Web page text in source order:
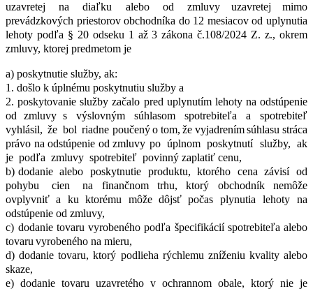
uzavretej
na diaľku alebo od zmluvy uzavretej
mimo
prevádzkových priestorov obchodníka do 12 mesiacov od uplynutia
lehoty podľa § 20 odseku 1 až 3 zákona č.108/2024 Z. z., okrem
zmluvy, ktorej predmetom je
a) poskytnutie služby, ak:
1. došlo k úplnému poskytnutiu služby a
2. poskytovanie služby začalo pred uplynutím lehoty na odstúpenie
od
zmluvy s výslovným súhlasom spotrebiteľa a
spotrebiteľ
vyhlásil, že bol riadne poučený o tom, že vyjadrením súhlasu stráca
právo na odstúpenie od zmluvy po úplnom poskytnutí služby, ak
je podľa zmluvy spotrebiteľ povinný zaplatiť cenu,
b) dodanie alebo poskytnutie produktu, ktorého cena závisí od
pohybu
cien na finančnom trhu, ktorý obchodník
nemôže
ovplyvniť a ku ktorému môže dôjsť počas plynutia lehoty na
odstúpenie od zmluvy,
c) dodanie tovaru vyrobeného podľa špecifikácií spotrebiteľa alebo
tovaru vyrobeného na mieru,
d) dodanie tovaru, ktorý podlieha rýchlemu zníženiu kvality alebo
skaze,
e) dodanie tovaru uzavretého v ochrannom obale, ktorý nie je